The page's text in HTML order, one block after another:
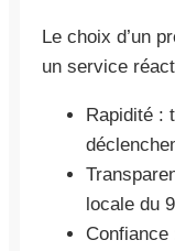
Le choix d’un
un service
Rapidité :
locale du